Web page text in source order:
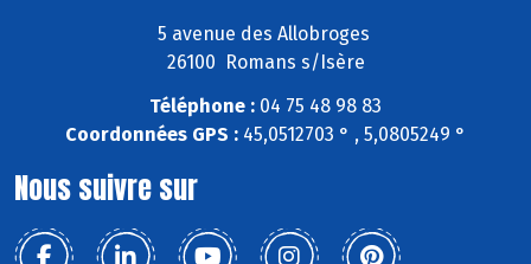
5 avenue des Allobroges
26100 Romans s/Isère
Téléphone : 04 75 48 98 83
Coordonnées GPS : 45,0512703 ° , 5,0805249 °
Nous suivre sur